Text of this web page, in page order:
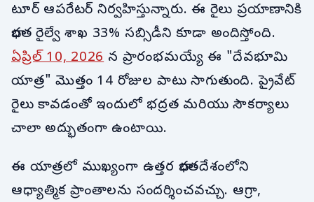
టూర్ ఆపరేటర్ నిర్వహిస్తున్నారు. ఈ రైలు ప్రయాణానికి
భారత రైల్వే శాఖ 33% సబ్సిడీని కూడా అందిస్తోంది.
ఏప్రిల్ 10, 2026న ప్రారంభమయ్యే ఈ "దేవభూమి
యాత్ర" మొత్తం 14 రోజుల పాటు సాగుతుంది. ప్రైవేట్
రైలు కావడంతో ఇందులో భద్రత మరియు సౌకర్యాలు
చాలా అద్భుతంగా ఉంటాయి.
ఈ యాత్రలో ముఖ్యంగా ఉత్తర భారతదేశంలోని
ఆధ్యాత్మిక ప్రాంతాలను సందర్శించవచ్చు. ఆగ్రా,